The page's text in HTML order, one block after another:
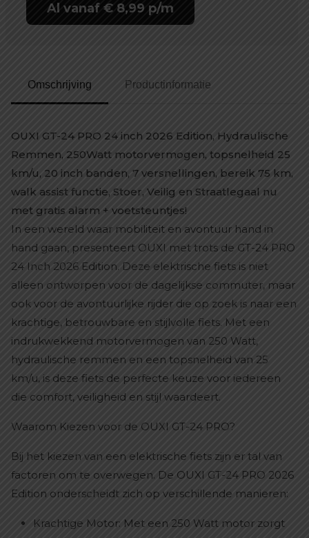
Al vanaf € 8,99 p/m
Omschrijving Productinformatie
OUXI GT-24 PRO 24 inch 2026 Edition, Hydraulische
Remmen, 250Watt motorvermogen, topsnelheid 25
km/u, 20 inch banden, 7 versnellingen, bereik 75 km,
walk assist functie, Stoer, Veilig en Straatlegaal nu
met gratis alarm + voetsteuntjes!
In een wereld waar mobiliteit en avontuur hand in
hand gaan, presenteert OUXI met trots de GT-24 PRO
24 Inch 2026 Edition. Deze elektrische fiets is niet
alleen ontworpen voor de dagelijkse commuter, maar
ook voor de avontuurlijke rijder die op zoek is naar een
krachtige, betrouwbare en stijlvolle fiets. Met een
indrukwekkend motorvermogen van 250 Watt,
hydraulische remmen en een topsnelheid van 25
km/u, is deze fiets de perfecte keuze voor iedereen
die comfort, veiligheid en stijl waardeert.
Waarom Kiezen voor de OUXI GT-24 PRO?
Bij het kiezen van een elektrische fiets zijn er tal van
factoren om te overwegen. De OUXI GT-24 PRO 2026
Edition onderscheidt zich op verschillende manieren:
Krachtige Motor: Met een 250 Watt motor zorgt